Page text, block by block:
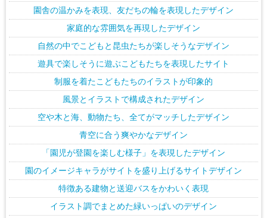
園舎の温かみを表現、友だちの輪を表現したデザイン
家庭的な雰囲気を再現したデザイン
自然の中でこどもと昆虫たちが楽しそうなデザイン
遊具で楽しそうに遊ぶこどもたちを表現したサイト
制服を着たこどもたちのイラストが印象的
風景とイラストで構成されたデザイン
空や木と海、動物たち、全てがマッチしたデザイン
青空に合う爽やかなデザイン
「園児が登園を楽しむ様子」を表現したデザイン
園のイメージキャラがサイトを盛り上げるサイトデザイン
特徴ある建物と送迎バスをかわいく表現
イラスト調でまとめた緑いっぱいのデザイン